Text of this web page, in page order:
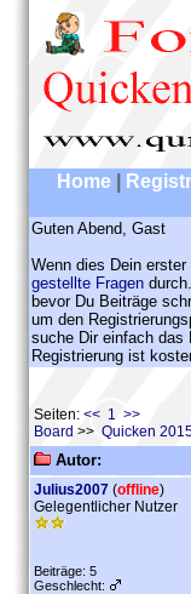
Home
Guten Abend, Gast
Wenn dies Dein
gestellte Fragen
bevor Du Beiträge
um den
suche Dir einfach das
Registrierung ist
Seiten: << 1 >>
Board >> Quicken
Autor:
Julius2007 (offline)
Gelegentlicher Nutzer
Beiträge: 5
Geschlecht: